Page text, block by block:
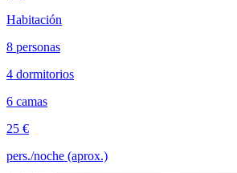
Habitación
8 personas
4 dormitorios
6 camas
25 €
pers./noche (aprox.)